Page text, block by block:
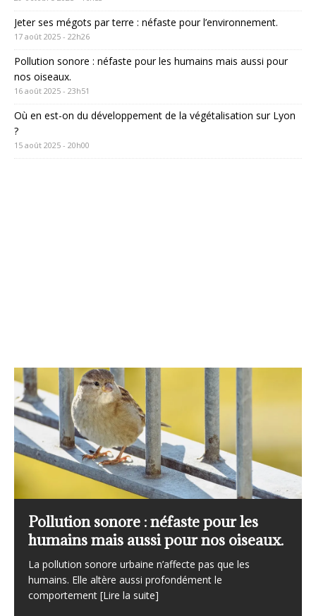
Jeter ses mégots par terre : néfaste pour l’environnement.
17 août 2025 - 22h26
Pollution sonore : néfaste pour les humains mais aussi pour
nos oiseaux.
16 août 2025 - 23h51
Où en est-on du développement de la végétalisation sur Lyon
?
15 août 2025 - 20h00
pour les
nos oiseaux.
pas que les
le
L’importance du réseau
temporel des oiseaux
Le Suivi Temporel des Oiseaux
sous l’acronyme STOC, constitue
[Lire la suite]